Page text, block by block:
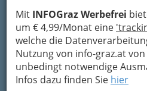
Mit INFOGraz Werbefrei
um € 4,99/Monat eine
welche die
Nutzung von info-graz.at
unbedingt notwendige
Infos dazu finden Sie hier
Einkaufen &
Handel
Gutschein-
bis H&M, C&A